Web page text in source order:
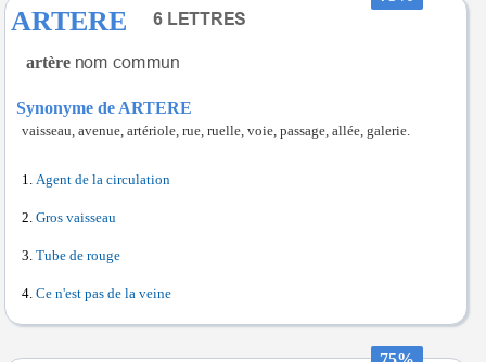
ARTERE
artère
Synonyme de ARTERE
vaisseau, avenue, artériole, rue, ruelle, voie, passage, allée, galerie.
Agent de la circulation
Gros vaisseau
Tube de rouge
Ce n'est pas de la veine